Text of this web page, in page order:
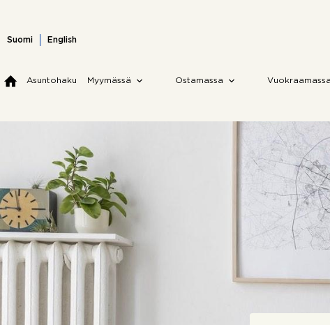
content
Suomi English
Asuntohaku Myymässä Ostamassa Vuokraamassa